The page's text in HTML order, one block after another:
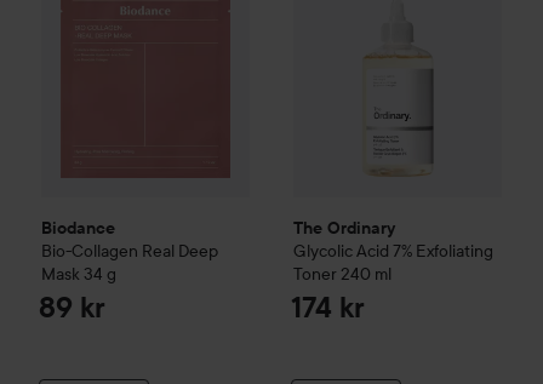
Biodance
Bio-Collagen Real Deep
Mask 34 g
89 kr
The Ordinary
Glycolic Acid 7% Exfoliating
Toner 240 ml
174 kr